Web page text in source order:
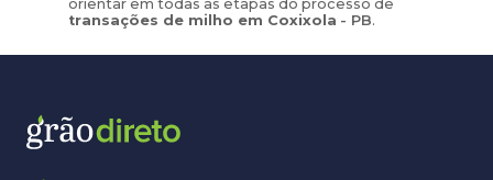
orientar em todas as etapas do processo de
transações de milho em Coxixola - PB.